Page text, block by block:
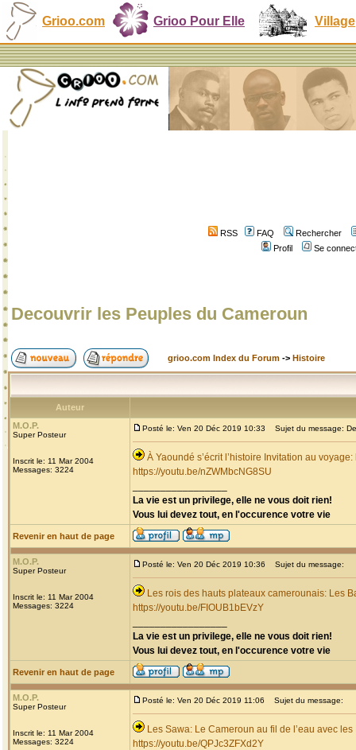
Grioo.com Grioo Pour Elle Village
RSS FAQ
Rechercher
Profil
Se
Decouvrir les Peuples du Cameroun
grioo.com Index du Forum -> Histoire
Auteur
M.O.P.
Super Posteur
Inscrit le: 11 Mar 2004
Messages: 3224
Posté le: Ven 20 Déc 2019 10:33 Sujet du message:
À Yaoundé s’écrit l’histoire Invitation au
https://youtu.be/nZWMbcNG8SU
La vie est un privilege, elle ne vous doit rien!
Vous lui devez tout, en l'occurence votre vie
Revenir en haut de page
M.O.P.
Super Posteur
Inscrit le: 11 Mar 2004
Messages: 3224
Posté le: Ven 20 Déc 2019 10:36 Sujet du message:
Les rois des hauts plateaux camerounais: Les
https://youtu.be/FIOUB1bEVzY
La vie est un privilege, elle ne vous doit rien!
Vous lui devez tout, en l'occurence votre vie
Revenir en haut de page
M.O.P.
Super Posteur
Inscrit le: 11 Mar 2004
Messages: 3224
Posté le: Ven 20 Déc 2019 11:06 Sujet du message:
Les Sawa: Le Cameroun au fil de l’eau avec
https://youtu.be/QPJc3ZFXd2Y